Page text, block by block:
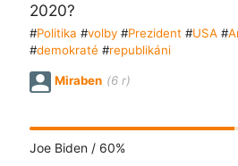
2020?
#Politika #volby#Prezident#USA#
#demokraté #republikáni
Miraben (6 r)
Joe Biden / 60%